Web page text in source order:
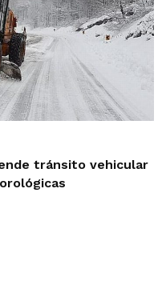
tránsito vehicular